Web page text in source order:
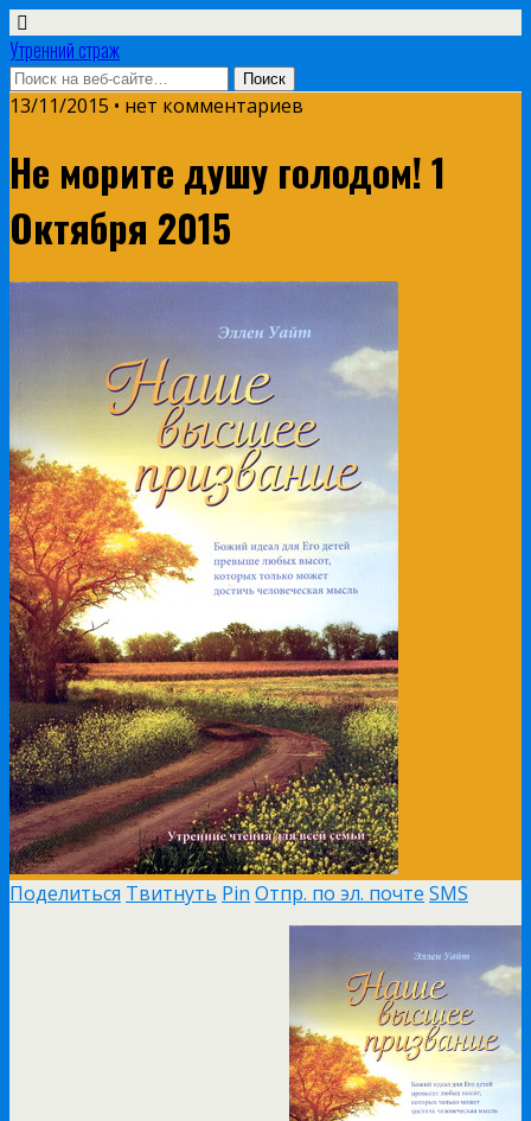
Утренний страж
13/11/2015 • нет комментариев
Не морите душу голодом! 1
Октября 2015
Поделиться Твитнуть Pin Отпр. по эл. почте SMS